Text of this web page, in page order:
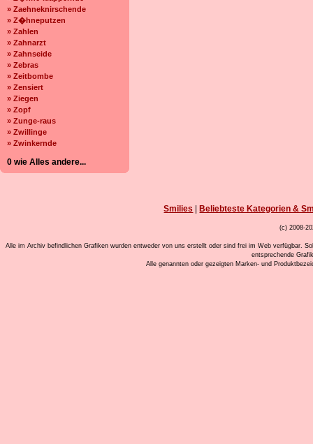
» Zaehneknirschende
» Z�hneputzen
» Zahlen
» Zahnarzt
» Zahnseide
» Zebras
» Zeitbombe
» Zensiert
» Ziegen
» Zopf
» Zunge-raus
» Zwillinge
» Zwinkernde
0 wie Alles andere...
Smilies Beliebteste Kategorien &
(c) 2008-
Alle im Archiv befindlichen Grafiken wurden entweder von uns erstellt oder sind frei im Web verfügbar.
entsprechende
Alle genannten oder gezeigten Marken- und